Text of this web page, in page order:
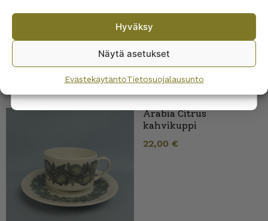
Hyväksy
Näytä asetukset
EvästekäytäntöTietosuojalausunto
Arabia Citrus
kahvikuppi
22,00 €
By subscribing to the newsletter, you consent to receiving messages from
privacy policy.